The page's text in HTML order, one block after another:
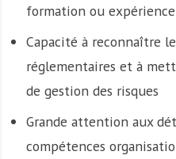
formation ou
Capacité à reconnaître
réglementaires et à
de gestion des risques
Grande attention aux
compétences